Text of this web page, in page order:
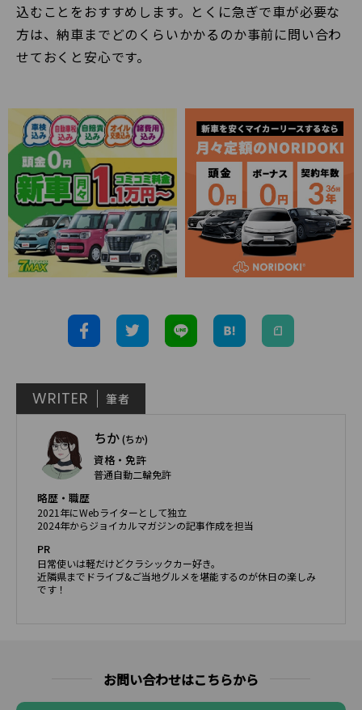
込むことをおすすめします。とくに急ぎで車が必要な
方は、納車までどのくらいかかるのか事前に問い合わ
せておくと安心です。
WRITER 筆者
ちか(ちか)
資格・免許
普通自動二輪免許
略歴・職歴
2021年にWebライターとして独立
2024年からジョイカルマガジンの記事作成を担当
PR
日常使いは軽だけどクラシックカー好き。
近隣県までドライブ&ご当地グルメを堪能するのが休日の楽しみ
です！
お問い合わせはこちらから